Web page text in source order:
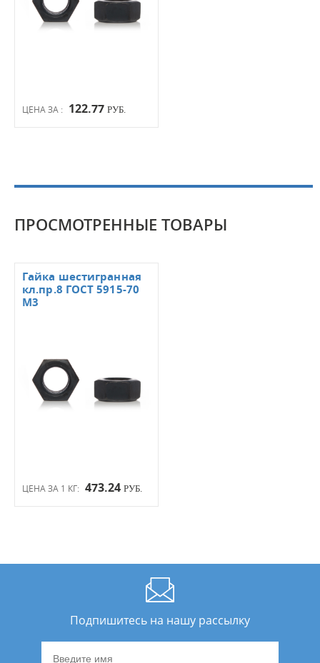
ЦЕНА ЗА : 122.77 РУБ.
ПРОСМОТРЕННЫЕ ТОВАРЫ
ЦЕНА ЗА 1 КГ: 473.24 РУБ.
Гайка шестигранная
кл.пр.8 ГОСТ 5915-70
М3
Подпишитесь на нашу рассылку